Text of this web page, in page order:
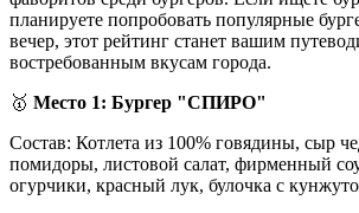
планируете попробовать популярные
вечер, этот рейтинг станет вашим
востребованным вкусам города.
🥇 Место 1: Бургер "СПИРО"
Состав: Котлета из 100% говядины, сыр
помидоры, листовой салат, фирменный
огурчики, красный лук, булочка с